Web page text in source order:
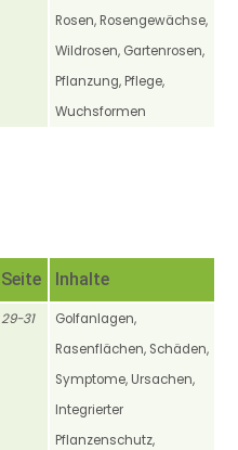
Rosen, Rosengewächse,
Wildrosen, Gartenrosen,
Pflanzung, Pflege,
Wuchsformen
Seite Inhalte
29-31
Golfanlagen,
Rasenflächen, Schäden,
Symptome, Ursachen,
Integrierter
Pflanzenschutz,